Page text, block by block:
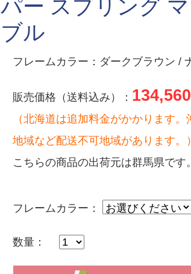
パー スプリング
ブル
フレームカラー：ダークブラウン /
販売価格（送料込み）： 134,560
（北海道は追加料金がかかります
地域など配送不可地域があります。
こちらの商品の出荷元は群馬県です
フレームカラー：
数量：